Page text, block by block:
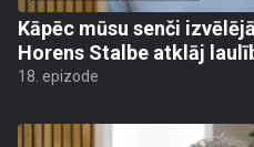
Kāpēc mūsu senči
Horens Stalbe atklāj
18. epizode